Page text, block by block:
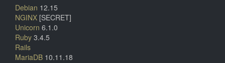
Debian 12.15
NGINX [SECRET]
Unicorn 6.1.0
Ruby 3.4.5
Rails
MariaDB 10.11.18